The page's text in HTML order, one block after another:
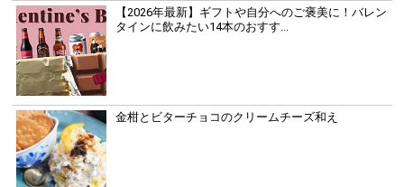
【2026年最新】ギフトや自分へのご褒美に！バレン
タインに飲みたい14本のおすす...
金柑とビターチョコのクリームチーズ和え